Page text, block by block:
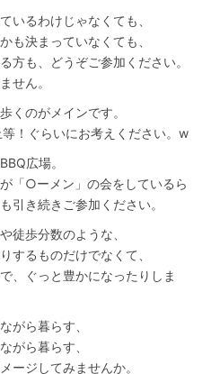
いるわけじゃなくても、
も決まっていなくても、
方も、どうぞご参加ください。
せん。
くのがメインです。
！ぐらいにお考えください。w
広場。
「○ーメン」の会をしているら
引き続きご参加ください。
徒歩分数のような、
するものだけでなくて、
、ぐっと豊かになったりしま
がら暮らす、
がら暮らす、
ージしてみませんか。